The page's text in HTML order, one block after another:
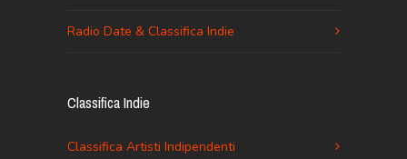
Radio Date & Classifica Indie
Classifica Indie
Classifica Artisti Indipendenti